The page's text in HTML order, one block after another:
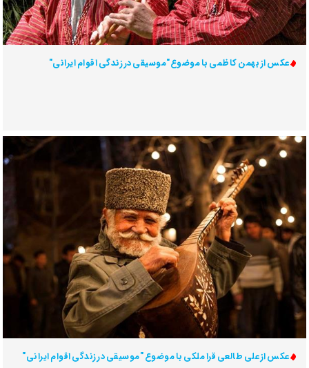
عکس از بهمن کاظمی با موضوع"موسیقی در زندگی اقوام ایرانی"
عکس از علی طالعی قرا ملکی با موضوع "موسیقی در زندگی اقوام ایرانی"